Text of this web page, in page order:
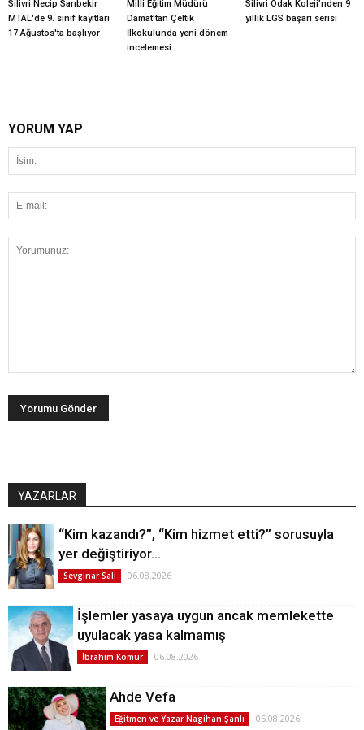
Silivri Necip Sarıbekir
MTAL'de 9. sınıf kayıtları
17 Ağustos'ta başlıyor
Milli Eğitim Müdürü
Damat’tan Çeltik
İlkokulunda yeni dönem
incelemesi
Silivri Odak Koleji’nden 9
yıllık LGS başarı serisi
YORUM YAP
YAZARLAR
“Kim kazandı?”, “Kim hizmet etti?” sorusuyla
yer değiştiriyor…
Sevginar Sali 06.08.2026
İşlemler yasaya uygun ancak memlekette
uyulacak yasa kalmamış
İbrahim Kömür 06.08.2026
Ahde Vefa
Eğitmen ve Yazar Nagihan Şanlı 05.08.2026